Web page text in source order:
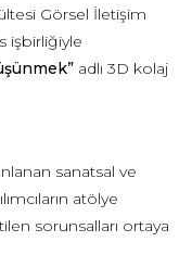
Görsel İletişim
işbirliğiyle
adlı 3D kolaj
sanatsal ve
atölye
sorunsalları ortaya